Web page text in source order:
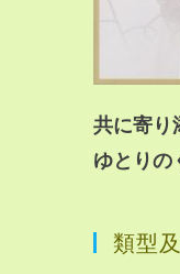
共に寄り
ゆとりの
類型